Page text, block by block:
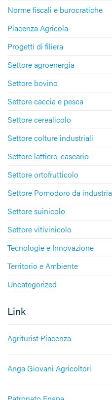
Norme fiscali e burocratiche
Piacenza Agricola
Progetti di filiera
Settore agroenergia
Settore bovino
Settore caccia e pesca
Settore cerealicolo
Settore colture industriali
Settore lattiero-caseario
Settore ortofrutticolo
Settore Pomodoro da industria
Settore suinicolo
Settore vitivinicolo
Tecnologie e Innovazione
Territorio e Ambiente
Uncategorized
Link
Agriturist Piacenza
Anga Giovani Agricoltori